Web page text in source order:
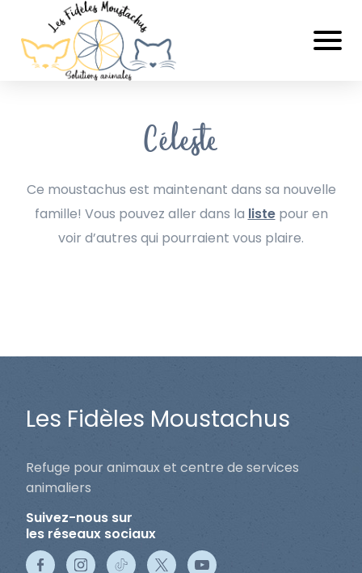
Céleste
Ce moustachus est maintenant dans sa nouvelle
famille! Vous pouvez aller dans la listepour en
voir d’autres qui pourraient vous plaire.
Les Fidèles Moustachus
Refuge pour animaux et centre de services
animaliers
Suivez-nous sur
les réseaux sociaux